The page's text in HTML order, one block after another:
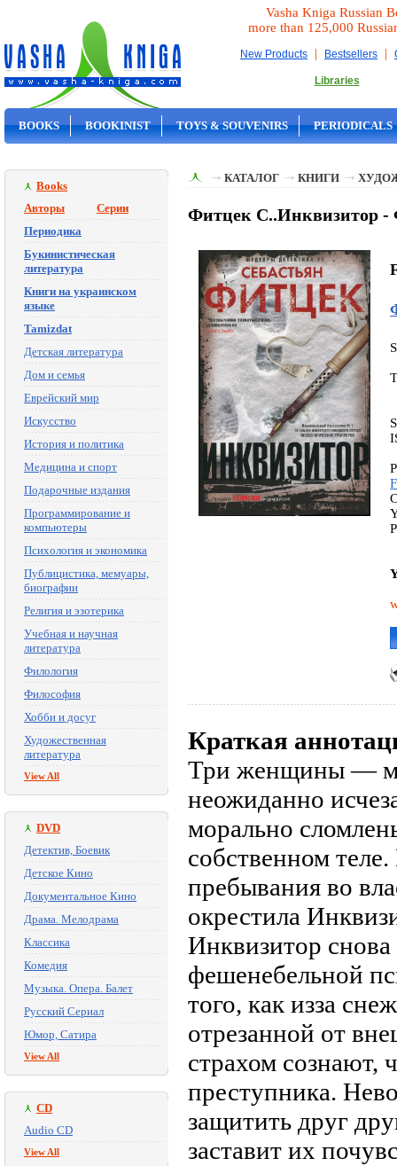
Vasha Kniga Russian
more than 125,000
New Products | Bestsellers |
Libraries
BOOKS BOOKINIST TOYS & SOUVENIRS PERIODICALS
Books
Авторы
Серии
Периодика
Букинистическая
литература
Книги на украинском
языке
Tamizdat
Детская литература
Дом и семья
Еврейский мир
Искусство
История и политика
Медицина и спорт
Подарочные издания
Программирование и
компьютеры
Психология и экономика
Публицистика, мемуары,
биографии
Религия и эзотерика
Учебная и научная
литература
Филология
Философия
Хобби и досуг
Художественная
литература
View All
DVD
Детектив, Боевик
Детское Кино
Документальное Кино
Драма. Мелодрама
Классика
Комедия
Музыка. Опера. Балет
Русский Сериал
Юмор, Сатира
View All
CD
Audio CD
View All
КАТАЛОГ КНИГИ
Фитцек С..Инквизитор -
Краткая
Три женщины —
неожиданно
морально
собственном
пребывания во
окрестила
Инквизитор
фешенебельной
того, как из­за
отрезанной от
страхом сознают,
преступника.
защитить друг
заставит их